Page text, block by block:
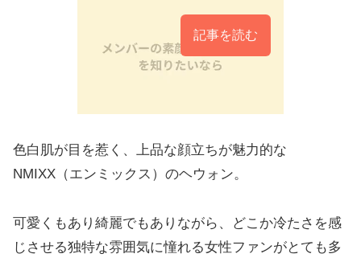
記事を読む
色白肌が目を惹く、上品な顔立ちが魅力的な
NMIXX（エンミックス）のヘウォン。
可愛くもあり綺麗でもありながら、どこか冷たさを感
じさせる独特な雰囲気に憧れる女性ファンがとても多